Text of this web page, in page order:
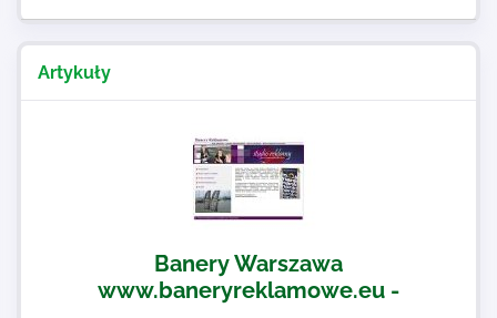
Artykuły
Banery Warszawa
www.baneryreklamowe.eu -